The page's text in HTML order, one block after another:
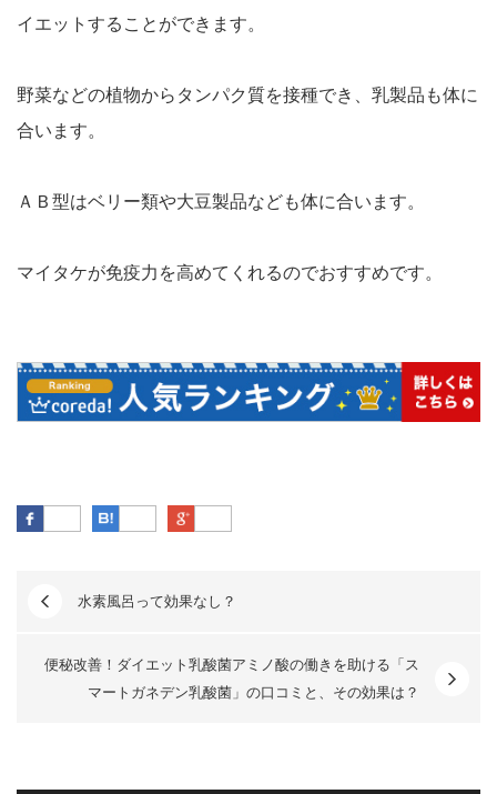
イエットすることができます。
野菜などの植物からタンパク質を接種でき、乳製品も体に
合います。
ＡＢ型はベリー類や大豆製品なども体に合います。
マイタケが免疫力を高めてくれるのでおすすめです。
Facebook はてなブックマーク
水素風呂って効果なし？
便秘改善！ダイエット乳酸菌アミノ酸の働きを助ける「ス
マートガネデン乳酸菌」の口コミと、その効果は？